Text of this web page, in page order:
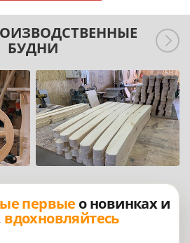
БУДНИ
первые о новинках и
вдохновляйтесь